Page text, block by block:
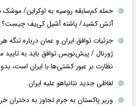
حمله کم‌سابقه روسیه به اوکراین/
آتش کشید/ پاشنه آشیل کی‌یف چیست؟
جزئیات توافق ایران و عمان درباره تنگه
ژورنال / پیش‌نویس توافق باید به تایید
نظارت بر عبور کشتی‌ها با ایران است،
لفاظی جدید نتانیاهو علیه ایران
وزیر پاکستان به جرم تجاوز به دختران